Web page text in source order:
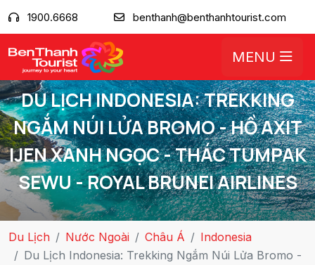
1900.6668 benthanh@benthanhtourist.com
MENU
DU LỊCH INDONESIA: TREKKING
NGẮM NÚI LỬA BROMO - HỒ AXIT
IJEN XANH NGỌC - THÁC TUMPAK
SEWU - ROYAL BRUNEI AIRLINES
Du Lịch Nước Ngoài Châu Á
Indonesia
Du Lịch Indonesia: Trekking Ngắm Núi Lửa Bromo -